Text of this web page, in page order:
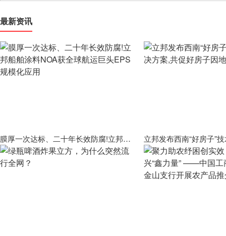
最新资讯
膜厚一次达标、二十年长效防腐!立邦船舶涂料NOA获全球航运巨头EPS规模化应用